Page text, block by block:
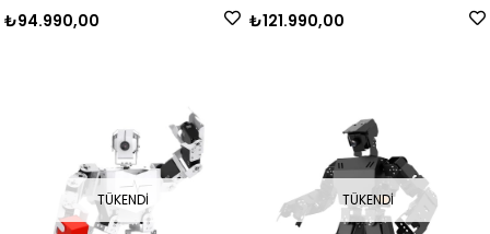
Programlama -
₺94.990,00 ₺121.990,00
TÜKENDI TÜKENDI